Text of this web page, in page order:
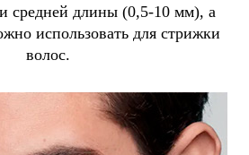
средней длины (0,5-10 мм), а
использовать для стрижки
волос.